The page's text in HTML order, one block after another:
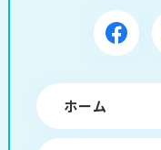
ホーム